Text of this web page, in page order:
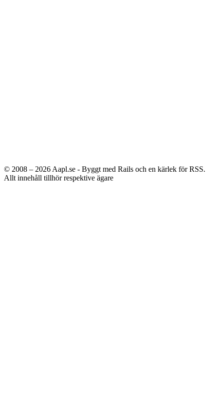
© 2008 – 2026 Aapl.se - Byggt med Rails och en kärlek för RSS.
Allt innehåll tillhör respektive ägare